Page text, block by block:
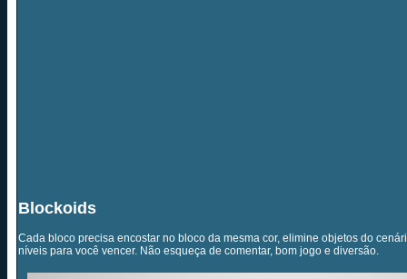
Blockoids
Cada bloco precisa encostar no bloco da mesma cor, elimine objetos do
níveis para você vencer. Não esqueça de comentar, bom jogo e diversão.